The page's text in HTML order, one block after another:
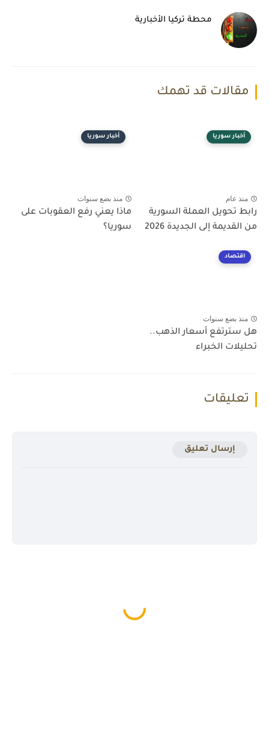
محطة تركيا الأخبارية
مقالات قد تهمك
أخبار سوريا
منذ عام
رابط تحويل العملة السورية
من القديمة إلى الجديدة 2026
أخبار سوريا
منذ بضع سنوات
ماذا يعني رفع العقوبات على
سوريا؟
اقتصاد
منذ بضع سنوات
هل سترتفع أسعار الذهب..
تحليلات الخبراء
تعليقات
إرسال تعليق